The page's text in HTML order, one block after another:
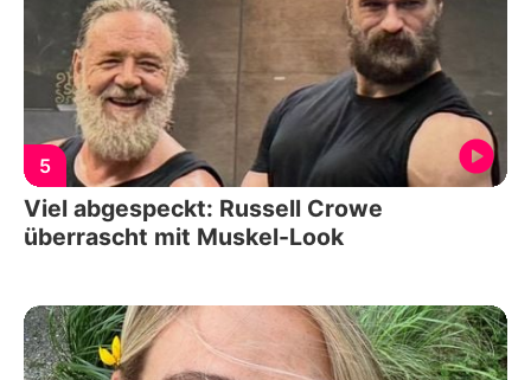
5
Viel abgespeckt: Russell Crowe
überrascht mit Muskel-Look